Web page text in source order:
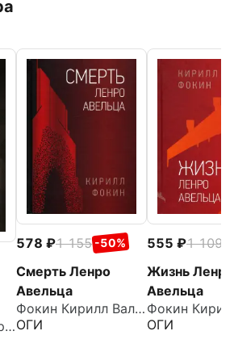
Чернов Александр Борисович
578 1 155 -50%
Смерть Ленро
Авельца
Фокин Кирилл Валерьевич
ОГИ
555 1 109
Жизнь Ленро
Авельца
ОГИ